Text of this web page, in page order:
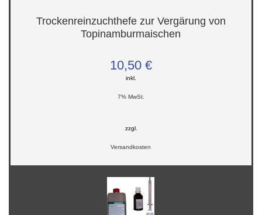
Trockenreinzuchthefe zur Vergärung von
Topinamburmaischen
10,50 €
inkl.
7% MwSt.
zzgl.
Versandkosten